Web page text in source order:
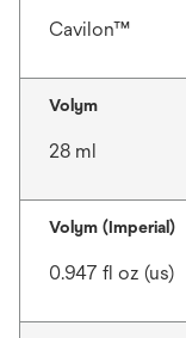
Cavilon™
Volym
28 ml
Volym (Imperial)
0.947 fl oz (us)